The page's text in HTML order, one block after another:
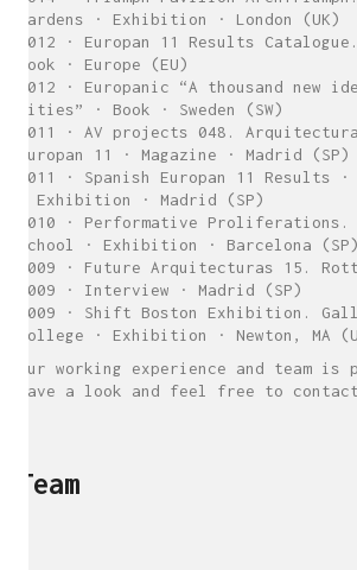
Gardens · Exhibition · London (UK)
2012 · Europan 11 Results
Book · Europe (EU)
2012 · Europanic “A thousand new
cities” · Book · Sweden (SW)
2011 · AV projects 048.
Europan 11 · Magazine · Madrid (SP)
2011 · Spanish Europan 11 Results
· Exhibition · Madrid (SP)
2010 · Performative Proliferations.
School · Exhibition · Barcelona (SP)
2009 · Future Arquitecturas 15.
2009 · Interview · Madrid (SP)
2009 · Shift Boston Exhibition.
College · Exhibition · Newton, MA
Our working experience and team is
have a look and feel free to
Team